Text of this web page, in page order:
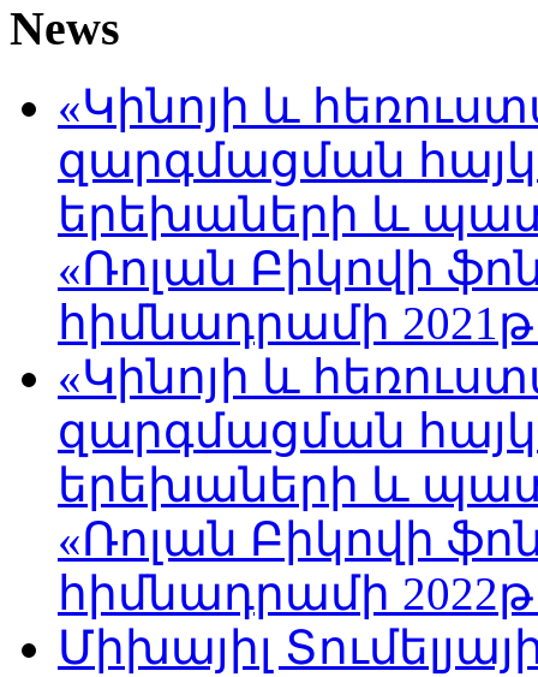
News
«Կինոյի և
զարգմացման
երեխաների և
«Ռոլան Բիկովի
հիմնադրամի
«Կինոյի և
զարգմացման
երեխաների և
«Ռոլան Բիկովի
հիմնադրամի
Միխայիլ